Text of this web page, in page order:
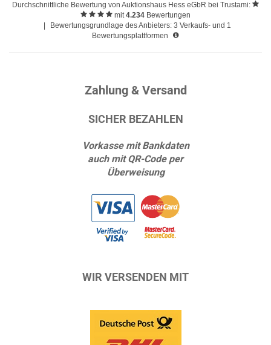
Durchschnittliche Bewertung von Auktionshaus Hess eGbR bei Trustami:
mit4.234 Bewertungen
Bewertungsgrundlage des Anbieters: 3 Verkaufs- und 1
Bewertungsplattformen
Zahlung & Versand
SICHER BEZAHLEN
Vorkasse mit Bankdaten
auch mit QR-Code per
Überweisung
WIR VERSENDEN MIT